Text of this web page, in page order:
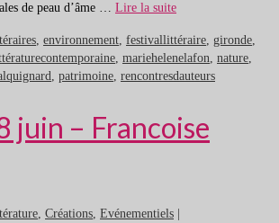
de peau d’âme … Lire la suite
, environnement, festivallittéraire, gironde,
, mariehelenelafon, nature,
, patrimoine, rencontresdauteurs
juin – Francoise
, Créations, Evénementiels